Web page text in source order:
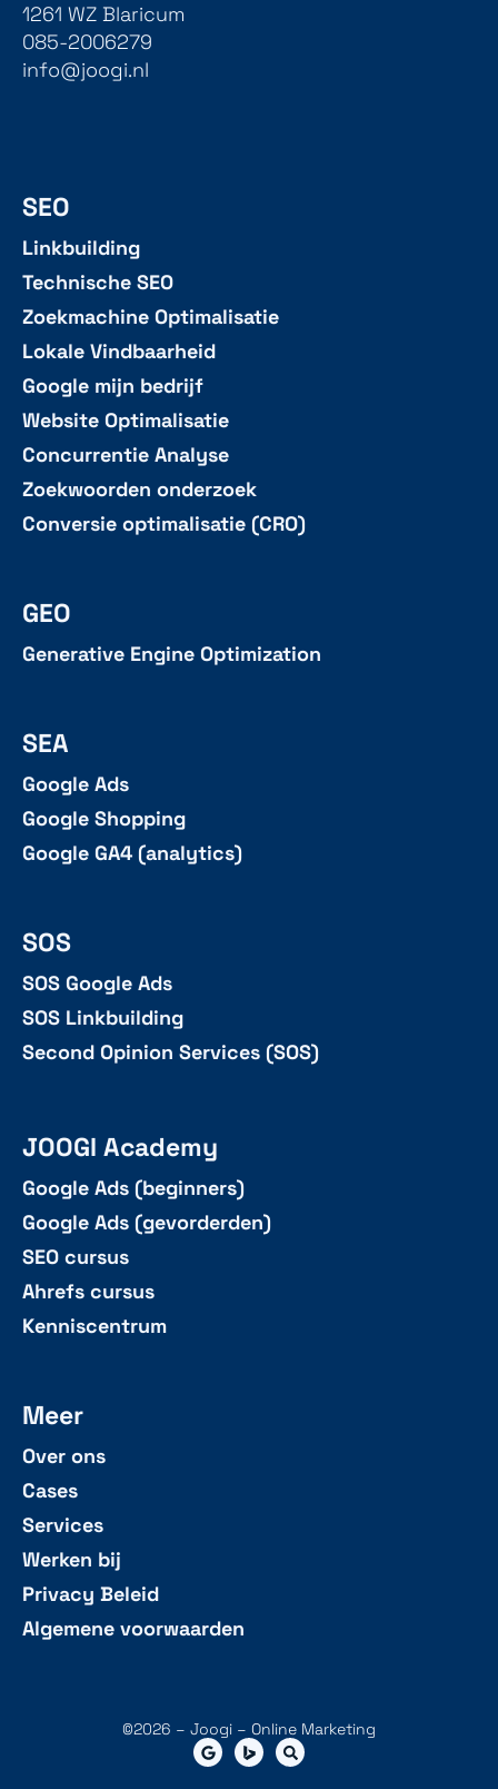
1261 WZ Blaricum
085-2006279
info@joogi.nl
SEO
Linkbuilding
Technische SEO
Zoekmachine Optimalisatie
Lokale Vindbaarheid
Google mijn bedrijf
Website Optimalisatie
Concurrentie Analyse
Zoekwoorden onderzoek
Conversie optimalisatie (CRO)
GEO
Generative Engine Optimization
SEA
Google Ads
Google Shopping
Google GA4 (analytics)
SOS
SOS Google Ads
SOS Linkbuilding
Second Opinion Services (SOS)
JOOGI Academy
Google Ads (beginners)
Google Ads (gevorderden)
SEO cursus
Ahrefs cursus
Kenniscentrum
Meer
Over ons
Cases
Services
Werken bij
Privacy Beleid
Algemene voorwaarden
©2026 – Joogi – Online Marketing